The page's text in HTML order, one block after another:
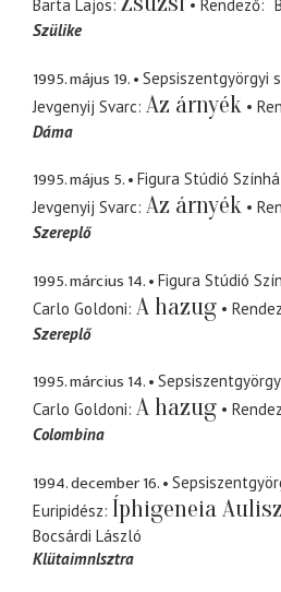
Barta Lajos Rendező
Szülike
1995. május 19.
Sepsiszentgyörgyi
Jevgenyij Svarc Az árnyék
Dáma
1995. május 5.
Figura Stúdió
Jevgenyij Svarc Az árnyék
Szereplő
1995. március 14.
Figura Stúdió
Carlo Goldoni A hazug
Szereplő
1995. március 14.
Carlo Goldoni A hazug
Colombina
1994. december 16.
Euripidész Íphigeneia
Bocsárdi László
Klütaimnlsztra